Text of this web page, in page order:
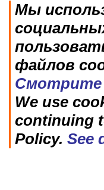
Мы
файлов
Смотрите
We use
continuing
Policy. See